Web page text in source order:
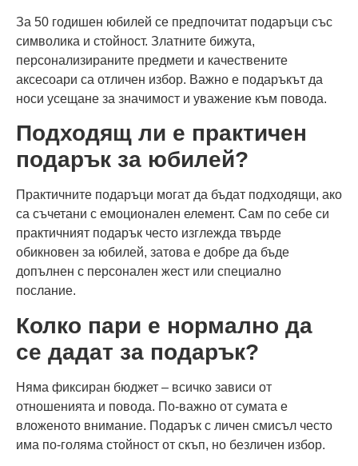
За 50 годишен юбилей се предпочитат подаръци със
символика и стойност. Златните бижута,
персонализираните предмети и качествените
аксесоари са отличен избор. Важно е подаръкът да
носи усещане за значимост и уважение към повода.
Подходящ ли е практичен
подарък за юбилей?
Практичните подаръци могат да бъдат подходящи, ако
са съчетани с емоционален елемент. Сам по себе си
практичният подарък често изглежда твърде
обикновен за юбилей, затова е добре да бъде
допълнен с персонален жест или специално
послание.
Колко пари е нормално да
се дадат за подарък?
Няма фиксиран бюджет – всичко зависи от
отношенията и повода. По-важно от сумата е
вложеното внимание. Подарък с личен смисъл често
има по-голяма стойност от скъп, но безличен избор.